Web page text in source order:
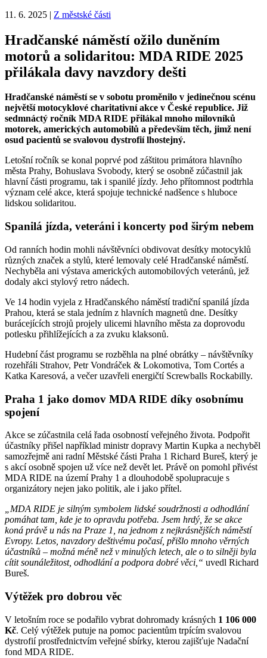
11. 6. 2025 | Z městské části
Hradčanské náměstí ožilo duněním
motorů a solidaritou: MDA RIDE 2025
přilákala davy navzdory dešti
Hradčanské náměstí se v sobotu proměnilo v jedinečnou scénu
největší motocyklové charitativní akce v České republice. Již
sedmnáctý ročník MDA RIDE přilákal mnoho milovníků
motorek, amerických automobilů a především těch, jimž není
osud pacientů se svalovou dystrofií lhostejný.
Letošní ročník se konal poprvé pod záštitou primátora hlavního
města Prahy, Bohuslava Svobody, který se osobně zúčastnil jak
hlavní části programu, tak i spanilé jízdy. Jeho přítomnost podtrhla
význam celé akce, která spojuje technické nadšence s hluboce
lidskou solidaritou.
Spanilá jízda, veteráni i koncerty pod širým nebem
Od ranních hodin mohli návštěvníci obdivovat desítky motocyklů
různých značek a stylů, které lemovaly celé Hradčanské náměstí.
Nechyběla ani výstava amerických automobilových veteránů, jež
dodaly akci stylový retro nádech.
Ve 14 hodin vyjela z Hradčanského náměstí tradiční spanilá jízda
Prahou, která se stala jedním z hlavních magnetů dne. Desítky
burácejících strojů projely ulicemi hlavního města za doprovodu
potlesku přihlížejících a za zvuku klaksonů.
Hudební část programu se rozběhla na plné obrátky – návštěvníky
rozehřáli Strahov, Petr Vondráček & Lokomotiva, Tom Cortés a
Katka Karesová, a večer uzavřeli energičtí Screwballs Rockabilly.
Praha 1 jako domov MDA RIDE díky osobnímu
spojení
Akce se zúčastnila celá řada osobností veřejného života. Podpořit
účastníky přišel například ministr dopravy Martin Kupka a nechyběl
samozřejmě ani radní Městské části Praha 1 Richard Bureš, který je
s akcí osobně spojen už více než devět let. Právě on pomohl přivést
MDA RIDE na území Prahy 1 a dlouhodobě spolupracuje s
organizátory nejen jako politik, ale i jako přítel.
„MDA RIDE je silným symbolem lidské soudržnosti a odhodlání
pomáhat tam, kde je to opravdu potřeba. Jsem hrdý, že se akce
koná právě u nás na Praze 1, na jednom z nejkrásnějších náměstí
Evropy. Letos, navzdory deštivému počasí, přišlo mnoho věrných
účastníků – možná méně než v minulých letech, ale o to silněji byla
cítit sounáležitost, odhodlání a podpora dobré věci,“ uvedl Richard
Bureš.
Výtěžek pro dobrou věc
V letošním roce se podařilo vybrat dohromady krásných 1 106 000
Kč. Celý výtěžek putuje na pomoc pacientům trpícím svalovou
dystrofií prostřednictvím veřejné sbírky, kterou zajišťuje Nadační
fond MDA RIDE.